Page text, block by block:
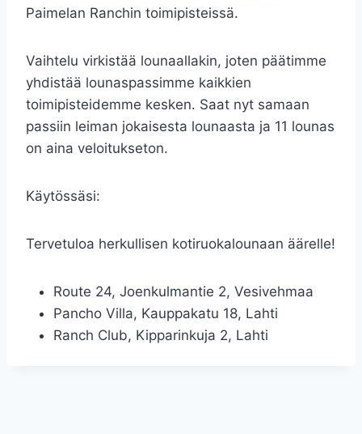
Paimelan Ranchin toimipisteissä.
Vaihtelu virkistää lounaallakin, joten päätimme
yhdistää lounaspassimme kaikkien
toimipisteidemme kesken. Saat nyt samaan
passiin leiman jokaisesta lounaasta ja 11 lounas
on aina veloitukseton.
Käytössäsi:
Tervetuloa herkullisen kotiruokalounaan äärelle!
Route 24, Joenkulmantie 2, Vesivehmaa
Pancho Villa, Kauppakatu 18, Lahti
Ranch Club, Kipparinkuja 2, Lahti